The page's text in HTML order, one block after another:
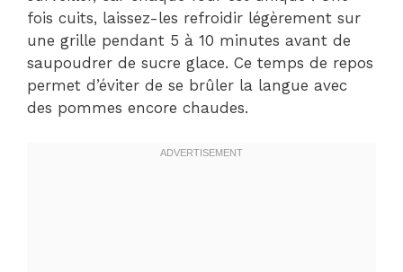
fois cuits, laissez-les refroidir légèrement sur
une grille pendant 5 à 10 minutes avant de
saupoudrer de sucre glace. Ce temps de repos
permet d’éviter de se brûler la langue avec
des pommes encore chaudes.